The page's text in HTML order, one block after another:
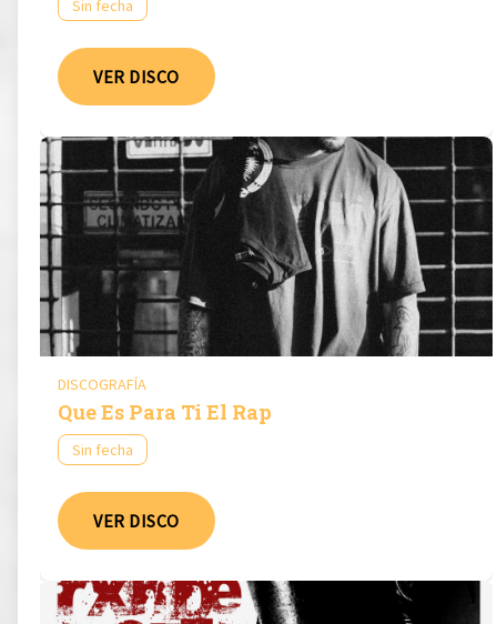
Sin fecha
VER DISCO
DISCOGRAFÍA
Que Es Para Ti El Rap
Sin fecha
VER DISCO